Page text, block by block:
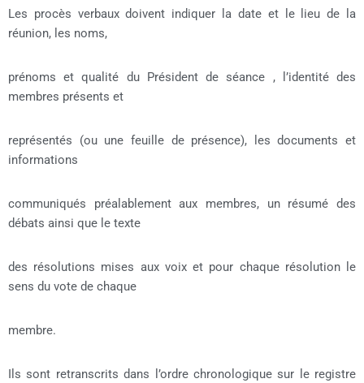
Les procès verbaux doivent indiquer la date et le lieu de la
réunion, les noms,
prénoms et qualité du Président de séance , l’identité des
membres présents et
représentés (ou une feuille de présence), les documents et
informations
communiqués préalablement aux membres, un résumé des
débats ainsi que le texte
des résolutions mises aux voix et pour chaque résolution le
sens du vote de chaque
membre.
Ils sont retranscrits dans l’ordre chronologique sur le registre